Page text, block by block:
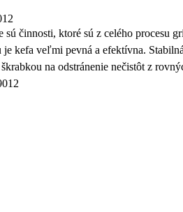
sú činnosti, ktoré sú z celého
je kefa veľmi pevná a efektívna.
na odstránenie nečistôt z